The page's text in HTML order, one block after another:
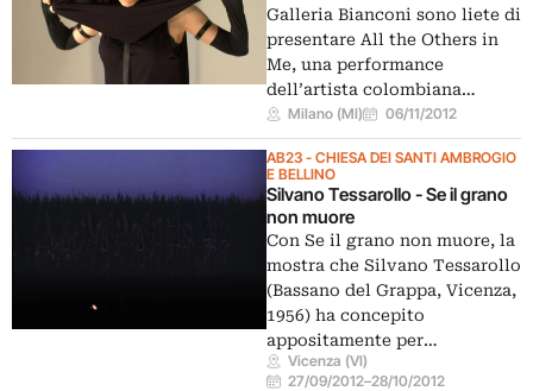
Galleria Bianconi sono liete di
presentare All the Others in
Me, una performance
dell’artista colombiana…
Milano (MI) 06/11/2012
AB23 - CHIESA DEI SANTI AMBROGIO
E BELLINO
Silvano Tessarollo - Se il grano
non muore
Con Se il grano non muore, la
mostra che Silvano Tessarollo
(Bassano del Grappa, Vicenza,
1956) ha concepito
appositamente per…
Vicenza (VI)
27/09/2012–28/10/2012